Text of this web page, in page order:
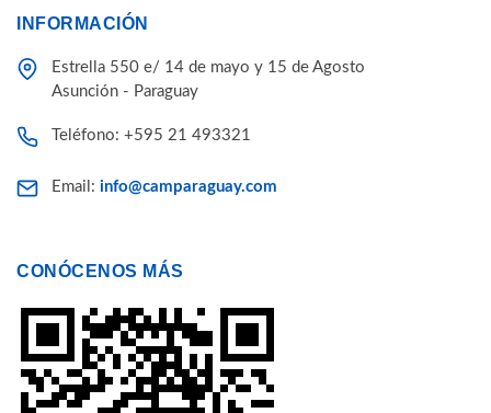
INFORMACIÓN
Estrella 550 e/ 14 de mayo y 15 de Agosto
Asunción - Paraguay
Teléfono: +595 21 493321
Email: info@camparaguay.com
CONÓCENOS MÁS